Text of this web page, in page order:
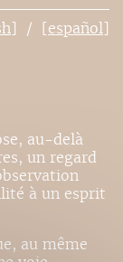
[español]
au-delà
un regard
à un esprit
au même